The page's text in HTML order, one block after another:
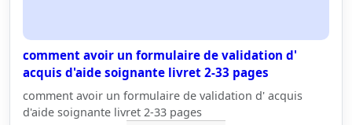
comment avoir un formulaire de validation d'
acquis d'aide soignante livret 2-33 pages
comment avoir un formulaire de validation d' acquis
d'aide soignante livret 2-33 pages